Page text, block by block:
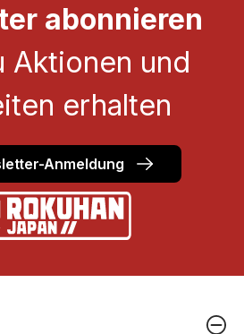
abonnieren
Aktionen und
erhalten
Anmeldung